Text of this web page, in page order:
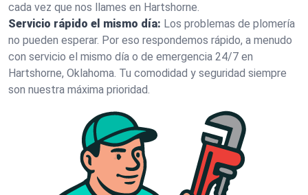
cada vez que nos llames en Hartshorne.
Servicio rápido el mismo día: Los problemas de plomería
no pueden esperar. Por eso respondemos rápido, a menudo
con servicio el mismo día o de emergencia 24/7 en
Hartshorne, Oklahoma. Tu comodidad y seguridad siempre
son nuestra máxima prioridad.